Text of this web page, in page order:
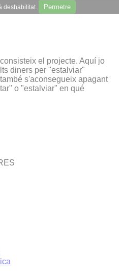
deshabilitat. Permetre
el projecte. Aquí jo
diners per "estalviar"
s'aconsegueix apagant
o "estalviar" en qué